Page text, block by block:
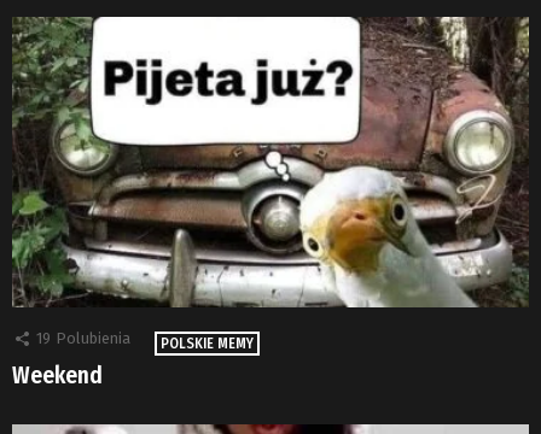
19 Polubienia POLSKIE MEMY
Weekend